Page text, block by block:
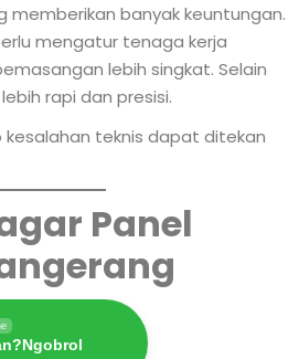
memberikan banyak keuntungan.
mengatur tenaga kerja
lebih singkat. Selain
rapi dan presisi.
kesalahan teknis dapat ditekan
Panel